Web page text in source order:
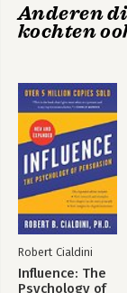
Invloed
8. Scarcity: The
Anderen
kochten
Robert Cialdini
Influence: The
Psychology of